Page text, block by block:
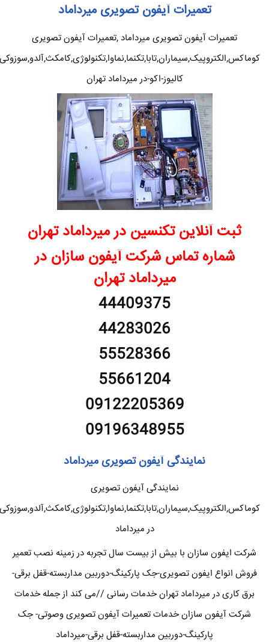
تعمیرات آیفون تصویری میرداماد
تعمیرات آیفون تصویری میرداماد ,تعمیرات آیفون تصویری
کوماکس,الکتروپیک,سیماران,تابا,تکنما,نماوا,تکنولوژی,کامکث,آلدو,سوزوکی
کالیوز-اکو-در میرداماد تهران
ثبت آنلاین تکنسین در میرداماد تهران
شماره تماس شرکت آیفون سازان در
میرداماد تهران
44409375
44283026
55528366
55661204
09122205369
09196348955
نمایندگی آیفون تصویری میرداماد
نمایندگی آیفون تصویری
کوماکس,الکتروپیک,سیماران,تابا,تکنما,نماوا,تکنولوژی,کامکث,آلدو,سوزوکی
در میرداماد
شرکت ایفون سازان با بیش از بیست سال تجربه در زمینه نصب تعمیر
فروش انواع ایفون تصویری-جک پارکینگ-دوربین مداربسته-قفل برقی-
برق کاری در میرداماد تهران خدمات رسانی //می کند از جمله خدمات
شرکت آیفون سازان خدمات تعمیرات آیفون تصویری وصوتی- جک
پارکینگ-دوربین مداربسته-قفل برقی-میرداماد